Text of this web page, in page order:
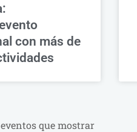
con más de
que mostrar